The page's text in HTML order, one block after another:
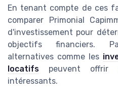
En tenant compte de ces
comparer Primonial
d'investissement pour
objectifs financiers.
alternatives comme les
locatifs peuvent offrir
intéressants.